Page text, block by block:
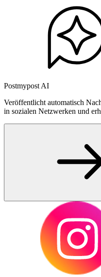
Postmypost AI
Veröffentlicht automatisch
in sozialen Netzwerken und